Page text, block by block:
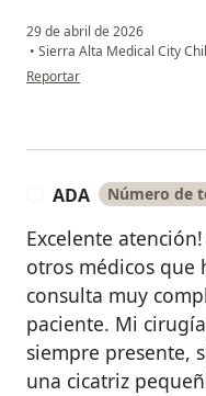
29 de abril de 2026
• Sierra Alta Medical City
en opinión del usuario C.P.G
Reportar
ADA Número de
Excelente
otros médicos que
consulta muy
paciente. Mi
siempre presente,
una cicatriz